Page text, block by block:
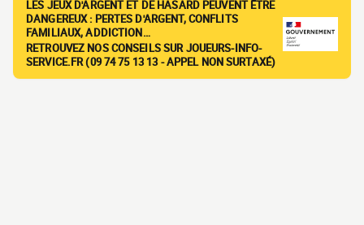
LES JEUX D'ARGENT ET DE HASARD PEUVENT ÊTRE
DANGEREUX : PERTES D'ARGENT, CONFLITS
FAMILIAUX, ADDICTION…
RETROUVEZ NOS CONSEILS SUR JOUEURS-INFO-
SERVICE.FR (09 74 75 13 13 - APPEL NON SURTAXÉ)